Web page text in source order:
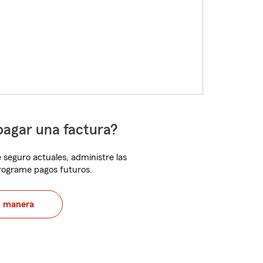
una factura?
actuales, administre las
pagos futuros.
manera